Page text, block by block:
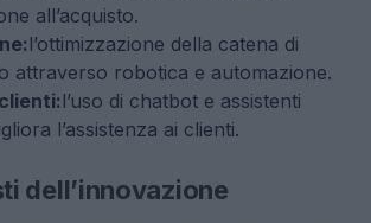
all’acquisto.
l’ottimizzazione della catena di
attraverso robotica e automazione.
l’uso di chatbot e assistenti
l’assistenza ai clienti.
dell’innovazione